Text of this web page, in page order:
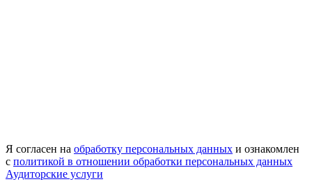
Я согласен на обработку персональных данных и ознакомлен
с политикой в отношении обработки персональных данных
Аудиторские услуги